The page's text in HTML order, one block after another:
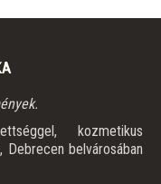
kozmetikus
belvárosában